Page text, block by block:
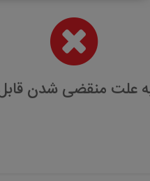
علت منقضی شدن